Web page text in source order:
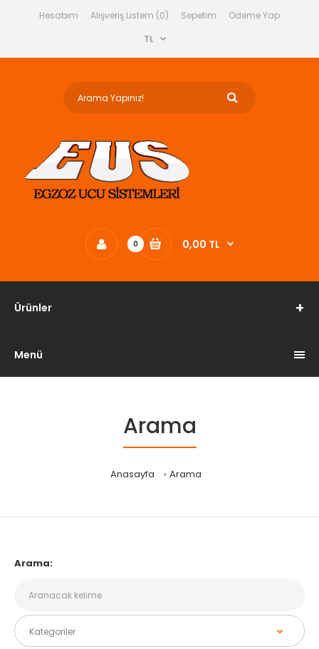
Hesabım Alışveriş Listem (0) Sepetim
Ödeme Yap
TL
0 0,00 TL
Ürünler
Menü
Arama
Anasayfa Arama
Arama: